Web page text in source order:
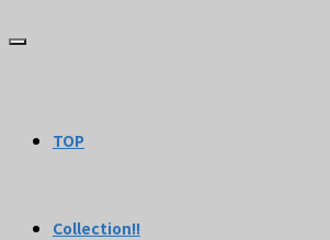
TOP
Collection!!